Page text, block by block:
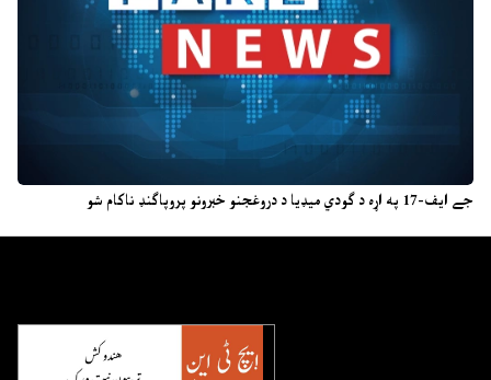
جے ایف-17 په اړه د ګودي میډیا د دروغجنو خبرونو پروپاګنډ ناکام شو